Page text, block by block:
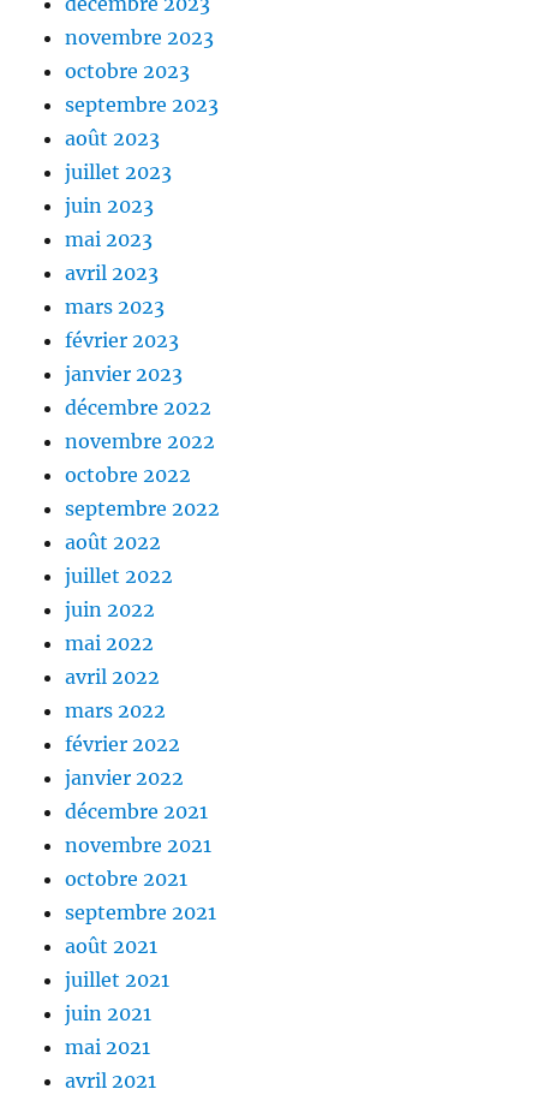
novembre 2023
octobre 2023
septembre 2023
août 2023
juillet 2023
juin 2023
mai 2023
avril 2023
mars 2023
février 2023
janvier 2023
décembre 2022
novembre 2022
octobre 2022
septembre 2022
août 2022
juillet 2022
juin 2022
mai 2022
avril 2022
mars 2022
février 2022
janvier 2022
décembre 2021
novembre 2021
octobre 2021
septembre 2021
août 2021
juillet 2021
juin 2021
mai 2021
avril 2021